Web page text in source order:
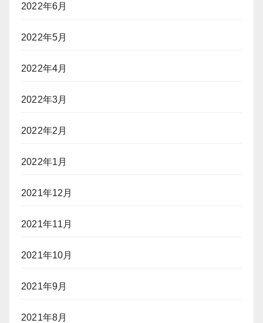
2022年6月
2022年5月
2022年4月
2022年3月
2022年2月
2022年1月
2021年12月
2021年11月
2021年10月
2021年9月
2021年8月